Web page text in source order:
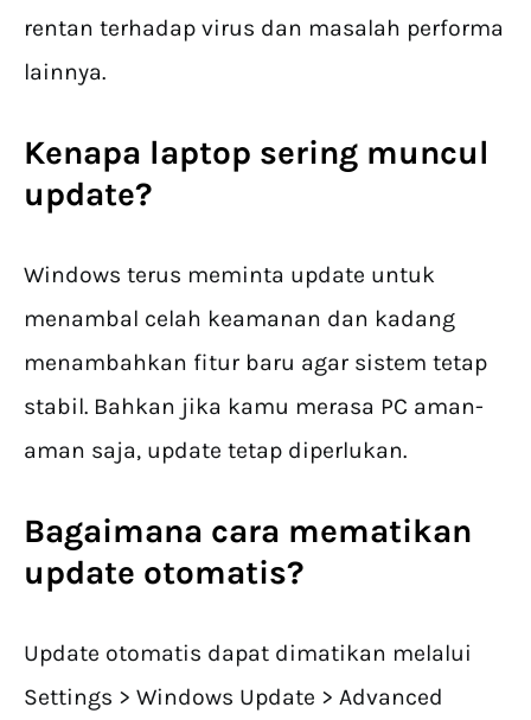
rentan terhadap virus dan masalah performa
lainnya.
Kenapa laptop sering muncul
update?
Windows terus meminta update untuk
menambal celah keamanan dan kadang
menambahkan fitur baru agar sistem tetap
stabil. Bahkan jika kamu merasa PC aman-
aman saja, update tetap diperlukan.
Bagaimana cara mematikan
update otomatis?
Update otomatis dapat dimatikan melalui
Settings > Windows Update > Advanced